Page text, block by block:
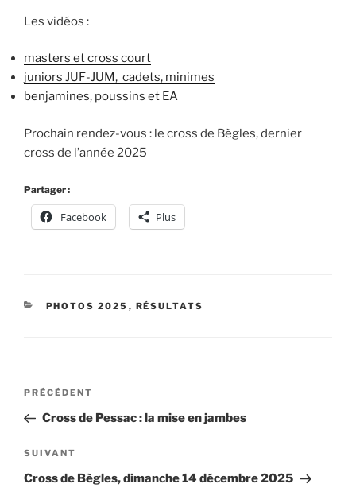
Les vidéos :
masters et cross court
juniors JUF-JUM, cadets, minimes
benjamines, poussins et EA
Prochain rendez-vous : le cross de Bègles, dernier
cross de l’année 2025
Partager :
Facebook Plus
CATÉGORIES
PHOTOS 2025 , RÉSULTATS
Navigation
l’article
Article
précédent
PRÉCÉDENT
Cross de Pessac : la mise en jambes
Article
suivant
SUIVANT
Cross de Bègles, dimanche 14 décembre 2025